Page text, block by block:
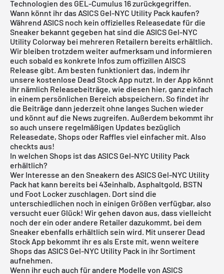
Technologien des GEL-Cumulus 16 zurückgegriffen.
Wann könnt ihr das ASICS Gel-NYC Utility Pack kaufen?
Während ASICS noch kein offizielles Releasedate für die
Sneaker bekannt gegeben hat sind die ASICS Gel-NYC
Utility Colorway bei mehreren Retailern bereits erhältlich.
Wir bleiben trotzdem weiter aufmerksam und informieren
euch sobald es konkrete Infos zum offizillen AISCS
Release gibt. Am besten funktioniert das, indem ihr
unsere kostenlose Dead Stock App nutzt. In der App könnt
ihr nämlich Releasebeiträge, wie diesen hier, ganz einfach
in einem persönlichen Bereich abspeichern. So findet ihr
die Beiträge dann jederzeit ohne langes Suchen wieder
und könnt auf die News zugreifen. Außerdem bekommt ihr
so auch unsere regelmäßigen Updates bezüglich
Releasedate, Shops oder Raffles viel einfacher mit. Also
checkts aus!
In welchen Shops ist das ASICS Gel-NYC Utility Pack
erhältlich?
Wer Interesse an den Sneakern des ASICS Gel-NYC Utility
Pack hat kann bereits bei 43einhalb, Asphaltgold, BSTN
und Foot Locker zuschlagen. Dort sind die
unterschiedlichen noch in einigen Größen verfügbar, also
versucht euer Glück! Wir gehen davon aus, dass vielleicht
noch der ein oder andere Retailer dazukommt, bei dem
Sneaker ebenfalls erhältlich sein wird. Mit unserer Dead
Stock App bekommt ihr es als Erste mit, wenn weitere
Shops das ASICS Gel-NYC Utility Pack in ihr Sortiment
aufnehmen.
Wenn ihr euch auch für andere Modelle von ASICS